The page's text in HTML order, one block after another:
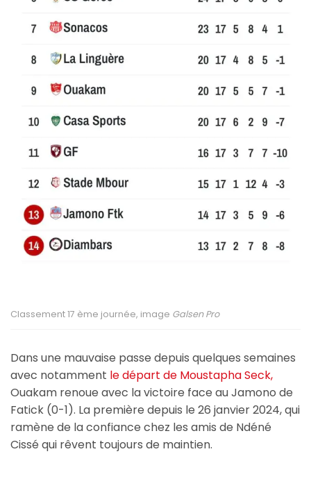
Classement 17 ème journée, image Galsen Pro
Dans une mauvaise passe depuis quelques semaines
avec notamment le départ de Moustapha Seck,
Ouakam renoue avec la victoire face au Jamono de
Fatick (0-1). La première depuis le 26 janvier 2024, qui
ramène de la confiance chez les amis de Ndéné
Cissé qui rêvent toujours de maintien.